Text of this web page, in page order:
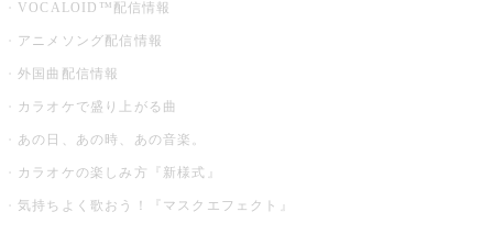
VOCALOID™配信情報
アニメソング配信情報
外国曲配信情報
カラオケで盛り上がる曲
あの日、あの時、あの音楽。
カラオケの楽しみ方『新様式』
気持ちよく歌おう！『マスクエフェクト』